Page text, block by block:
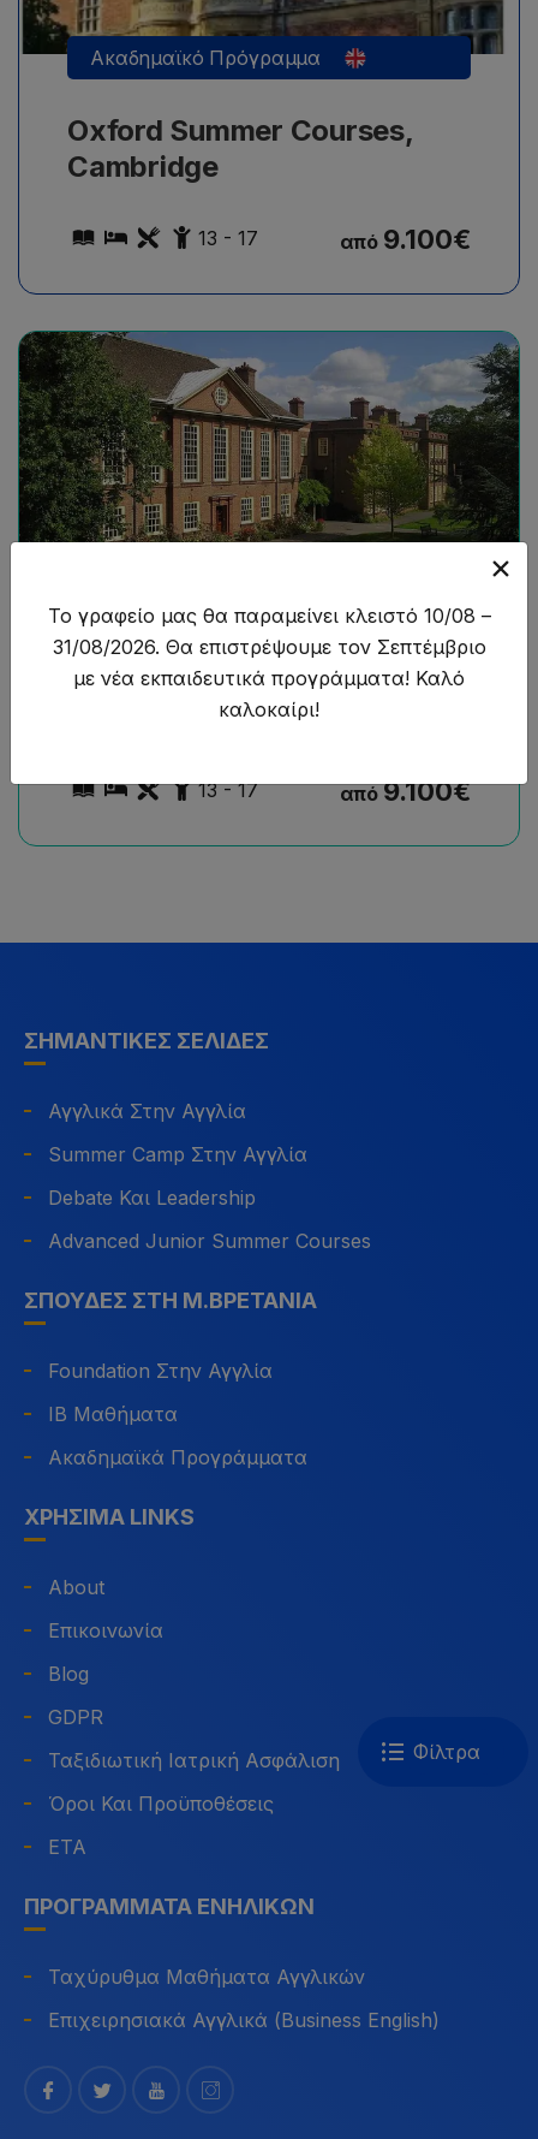
Φίλτρα
Ακαδημαϊκό Πρόγραμμα
Oxford Summer Courses,
Cambridge
13 - 17 από 9.100€
Ακαδημαϊκό Πρόγραμμα
Oxford Summer Courses,
13 - 17 από 9.100€
25 εξειδικευμένα μαθήματα την εβδομάδα σε
διάφορα προγράμματα ειδικότητας.
ΣΗΜΑΝΤΙΚΈΣ ΣΕΛΊΔΕΣ
Αγγλικά Στην Αγγλία
Summer Camp Στην Αγγλία
Debate Και Leadership
Advanced Junior Summer Courses
ΣΠΟΥΔΈΣ ΣΤΗ Μ.ΒΡΕΤΑΝΊΑ
Foundation Στην Αγγλία
IB Μαθήματα
Ακαδημαϊκά Προγράμματα
ΧΡΉΣΙΜΑ LINKS
About
Επικοινωνία
Blog
GDPR
Ταξιδιωτική Ιατρική Ασφάλιση
Όροι Και Προϋποθέσεις
ETA
ΠΡΟΓΡΆΜΜΑΤΑ ΕΝΗΛΊΚΩΝ
Ταχύρυθμα Μαθήματα Αγγλικών
Επιχειρησιακά Αγγλικά (Business English)
Το γραφείο μας θα παραμείνει κλειστό 10/08 –
31/08/2026. Θα επιστρέψουμε τον Σεπτέμβριο
με νέα εκπαιδευτικά προγράμματα! Καλό
καλοκαίρι!